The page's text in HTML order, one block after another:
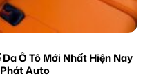
Ô Tô Mới Nhất Hiện Nay
Auto